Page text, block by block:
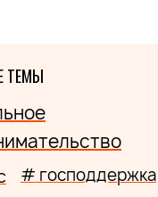
ТЕМЫ
# господдержка